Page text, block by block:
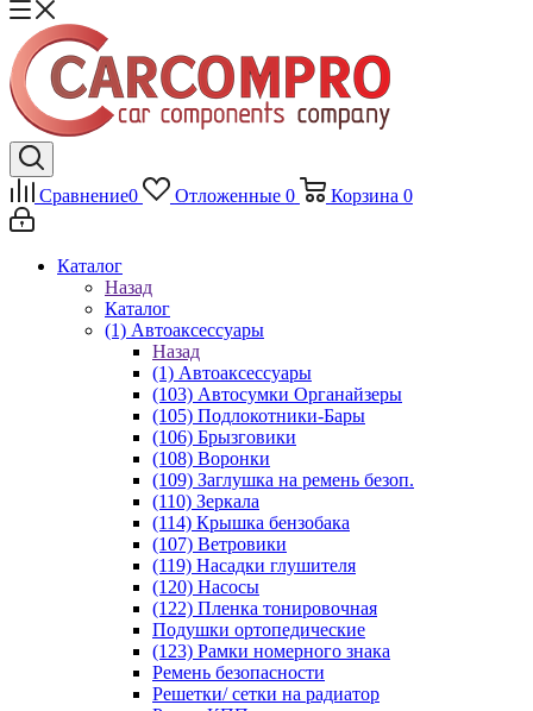
Сравнение0 Отложенные 0 Корзина 0
Каталог
Назад
Каталог
(1) Автоаксессуары
Назад
(1) Автоаксессуары
(103) Автосумки Органайзеры
(105) Подлокотники-Бары
(106) Брызговики
(108) Воронки
(109) Заглушка на ремень безоп.
(110) Зеркала
(114) Крышка бензобака
(107) Ветровики
(119) Насадки глушителя
(120) Насосы
(122) Пленка тонировочная
Подушки ортопедические
(123) Рамки номерного знака
Ремень безопасности
Решетки/ сетки на радиатор